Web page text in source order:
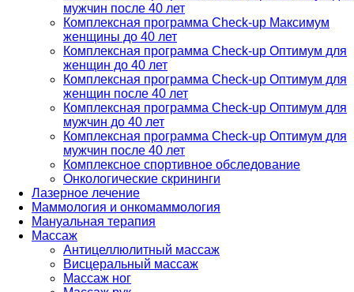
мужчин после 40 лет
Комплексная программа Check-up Максимум
женщины до 40 лет
Комплексная программа Check-up Оптимум для
женщин до 40 лет
Комплексная программа Check-up Оптимум для
женщин после 40 лет
Комплексная программа Check-up Оптимум для
мужчин до 40 лет
Комплексная программа Check-up Оптимум для
мужчин после 40 лет
Комплексное спортивное обследование
Онкологические скрининги
Лазерное лечение
Маммология и онкомаммология
Мануальная терапия
Массаж
Антицеллюлитный массаж
Висцеральный массаж
Массаж ног